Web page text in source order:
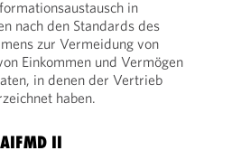
in
nach den Standards des
zur Vermeidung von
Einkommen und Vermögen
in denen der Vertrieb
haben.
AIFMD II